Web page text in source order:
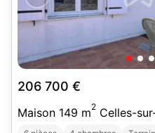
206 700 €
Maison 149 m2 Celles-